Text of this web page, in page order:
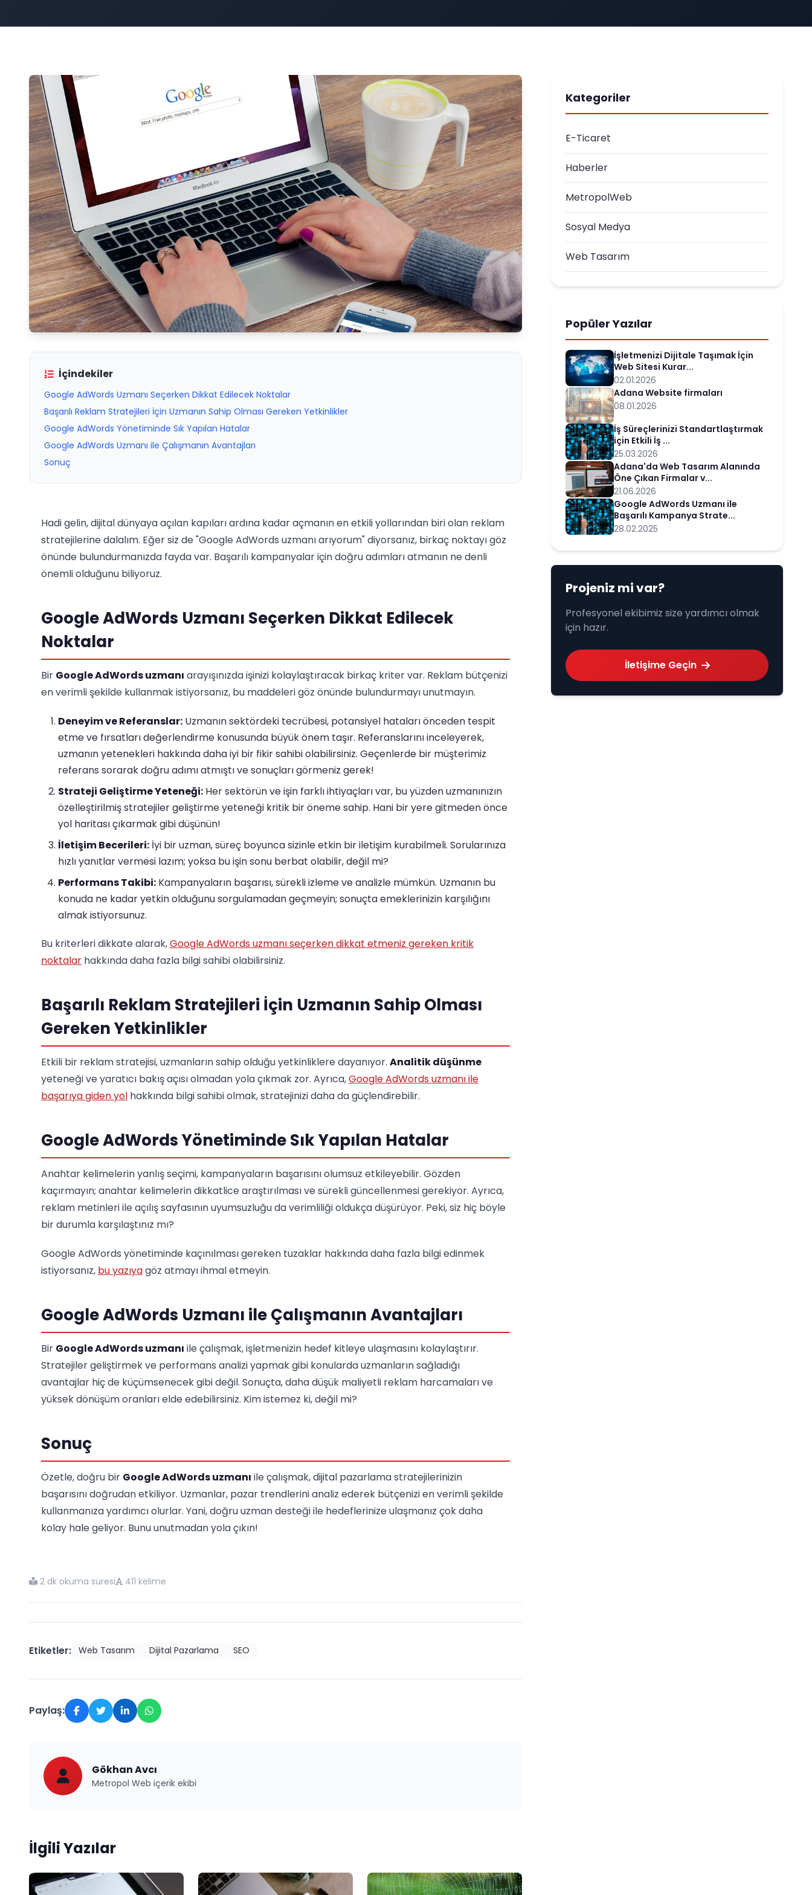
İçindekiler
Google AdWords Uzmanı Seçerken Dikkat Edilecek Noktalar
Başarılı Reklam Stratejileri İçin Uzmanın Sahip Olması Gereken Yetkinlikler
Google AdWords Yönetiminde Sık Yapılan Hatalar
Google AdWords Uzmanı ile Çalışmanın Avantajları
Sonuç
Hadi gelin, dijital dünyaya açılan kapıları ardına kadar açmanın en etkili yollarından biri olan reklam
stratejilerine dalalım. Eğer siz de "Google AdWords uzmanı arıyorum" diyorsanız, birkaç noktayı göz
önünde bulundurmanızda fayda var. Başarılı kampanyalar için doğru adımları atmanın ne denli
önemli olduğunu biliyoruz.
Google AdWords Uzmanı Seçerken Dikkat Edilecek
Noktalar
Bir Google AdWords uzmanı arayışınızda işinizi kolaylaştıracak birkaç kriter var. Reklam bütçenizi
en verimli şekilde kullanmak istiyorsanız, bu maddeleri göz önünde bulundurmayı unutmayın.
Deneyim ve Referanslar: Uzmanın sektördeki tecrübesi, potansiyel hataları önceden tespit
etme ve fırsatları değerlendirme konusunda büyük önem taşır. Referanslarını inceleyerek,
uzmanın yetenekleri hakkında daha iyi bir fikir sahibi olabilirsiniz. Geçenlerde bir müşterimiz
referans sorarak doğru adımı atmıştı ve sonuçları görmeniz gerek!
Strateji Geliştirme Yeteneği: Her sektörün ve işin farklı ihtiyaçları var, bu yüzden uzmanınızın
özelleştirilmiş stratejiler geliştirme yeteneği kritik bir öneme sahip. Hani bir yere gitmeden önce
yol haritası çıkarmak gibi düşünün!
İletişim Becerileri: İyi bir uzman, süreç boyunca sizinle etkin bir iletişim kurabilmeli. Sorularınıza
hızlı yanıtlar vermesi lazım; yoksa bu işin sonu berbat olabilir, değil mi?
Performans Takibi: Kampanyaların başarısı, sürekli izleme ve analizle mümkün. Uzmanın bu
konuda ne kadar yetkin olduğunu sorgulamadan geçmeyin; sonuçta emeklerinizin karşılığını
almak istiyorsunuz.
Bu kriterleri dikkate alarak,Google AdWords uzmanı seçerken dikkat etmeniz gereken kritik
noktalar hakkında daha fazla bilgi sahibi olabilirsiniz.
Başarılı Reklam Stratejileri İçin Uzmanın Sahip Olması
Gereken Yetkinlikler
Etkili bir reklam stratejisi, uzmanların sahip olduğu yetkinliklere dayanıyor. Analitik düşünme
yeteneği ve yaratıcı bakış açısı olmadan yola çıkmak zor. Ayrıca,Google AdWords uzmanı ile
başarıya giden yol hakkında bilgi sahibi olmak, stratejinizi daha da güçlendirebilir.
Google AdWords Yönetiminde Sık Yapılan Hatalar
Anahtar kelimelerin yanlış seçimi, kampanyaların başarısını olumsuz etkileyebilir. Gözden
kaçırmayın; anahtar kelimelerin dikkatlice araştırılması ve sürekli güncellenmesi gerekiyor. Ayrıca,
reklam metinleri ile açılış sayfasının uyumsuzluğu da verimliliği oldukça düşürüyor. Peki, siz hiç böyle
bir durumla karşılaştınız mı?
Google AdWords yönetiminde kaçınılması gereken tuzaklar hakkında daha fazla bilgi edinmek
istiyorsanız, bu yazıyagöz atmayı ihmal etmeyin.
Google AdWords Uzmanı ile Çalışmanın Avantajları
Bir Google AdWords uzmanı ile çalışmak, işletmenizin hedef kitleye ulaşmasını kolaylaştırır.
Stratejiler geliştirmek ve performans analizi yapmak gibi konularda uzmanların sağladığı
avantajlar hiç de küçümsenecek gibi değil. Sonuçta, daha düşük maliyetli reklam harcamaları ve
yüksek dönüşüm oranları elde edebilirsiniz. Kim istemez ki, değil mi?
Sonuç
Özetle, doğru bir Google AdWords uzmanı ile çalışmak, dijital pazarlama stratejilerinizin
başarısını doğrudan etkiliyor. Uzmanlar, pazar trendlerini analiz ederek bütçenizi en verimli şekilde
kullanmanıza yardımcı olurlar. Yani, doğru uzman desteği ile hedeflerinize ulaşmanız çok daha
kolay hale geliyor. Bunu unutmadan yola çıkın!
2 dk okuma süresi 411 kelime
Etiketler: Web Tasarım Dijital Pazarlama SEO
Paylaş:
Gökhan Avcı
Metropol Web içerik ekibi
İlgili Yazılar
Kategoriler
E-Ticaret
Haberler
MetropolWeb
Sosyal Medya
Web Tasarım
Popüler Yazılar
İşletmenizi Dijitale Taşımak İçin
Web Sitesi Kurar...
02.01.2026
Adana Website firmaları
08.01.2026
İş Süreçlerinizi Standartlaştırmak
için Etkili İş ...
25.03.2026
Adana'da Web Tasarım Alanında
Öne Çıkan Firmalar v...
21.06.2026
Google AdWords Uzmanı ile
Başarılı Kampanya Strate...
28.02.2025
Projeniz mi var?
Profesyonel ekibimiz size yardımcı olmak
için hazır.
İletişime Geçin